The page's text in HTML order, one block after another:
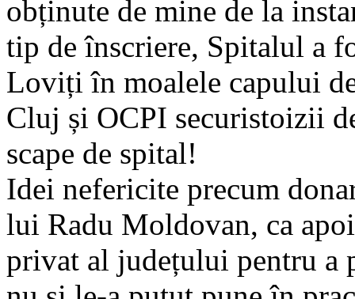
obținute de mine de la
tip de înscriere, Spitalul a
Loviți în moalele capului
Cluj și OCPI securistoizii
scape de spital!
Idei nefericite precum
lui Radu Moldovan, ca
privat al județului pentru a